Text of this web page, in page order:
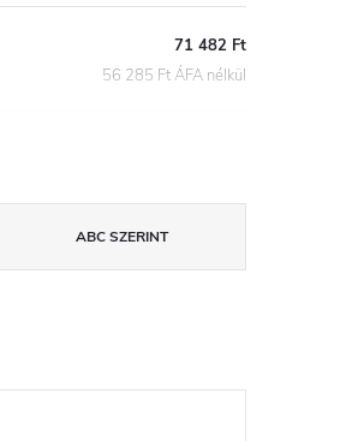
71 482 Ft
56 285 Ft ÁFA nélkül
ABC SZERINT